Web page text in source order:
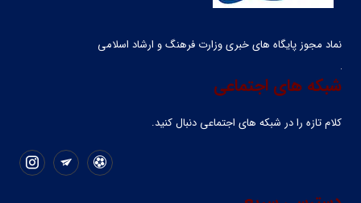
نماد مجوز پایگاه های خبری وزارت فرهنگ و ارشاد اسلامی
شبکه های اجتماعی
کلام تازه را در شبکه ‌های اجتماعی دنبال کنید.